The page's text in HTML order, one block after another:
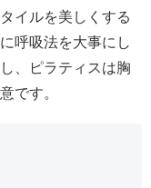
イルを美しくする
呼吸法を大事にし
、ピラティスは胸
です。